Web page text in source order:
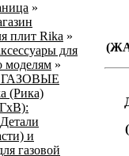
»
плит Rika »
для
моделям »
ГАЗОВЫЕ
(Рика)
Детали
и
газовой